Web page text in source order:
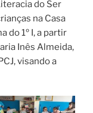
do Ser
na Casa
do 1º I, a partir
Inês Almeida,
visando a